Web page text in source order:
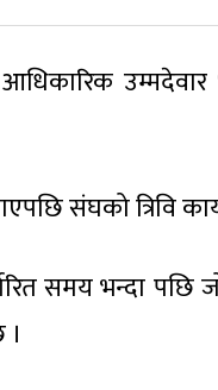
उम्मदेवार
संघको त्रिवि
समय भन्दा